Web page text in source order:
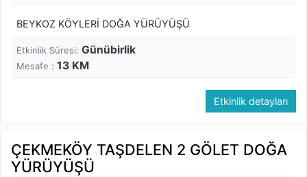
BEYKOZ KÖYLERİ DOĞA YÜRÜYÜŞÜ
Etkinlik Süresi: Günübirlik
Mesafe : 13 KM
Etkinlik detayları
ÇEKMEKÖY TAŞDELEN 2 GÖLET DOĞA
YÜRÜYÜŞÜ